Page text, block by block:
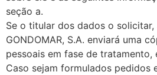
seção a.
Se o titular dos dados o solicitar,
GONDOMAR, S.A. enviará uma
pessoais em fase de
Caso sejam formulados pedidos